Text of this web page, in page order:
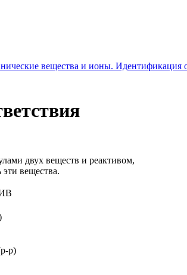
вещества и ионы. Идентификация
двух веществ и реактивом,
вещества.
р-р)